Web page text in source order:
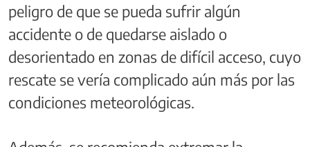
peligro de que se pueda sufrir algún
accidente o de quedarse aislado o
desorientado en zonas de difícil acceso, cuyo
rescate se vería complicado aún más por las
condiciones meteorológicas.